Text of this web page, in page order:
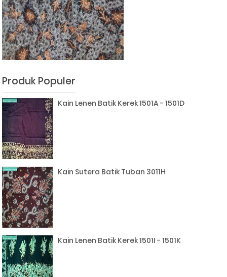
Produk Populer
Kain Lenen Batik Kerek 1501A - 1501D
Kain Sutera Batik Tuban 3011H
Kain Lenen Batik Kerek 1501I - 1501K